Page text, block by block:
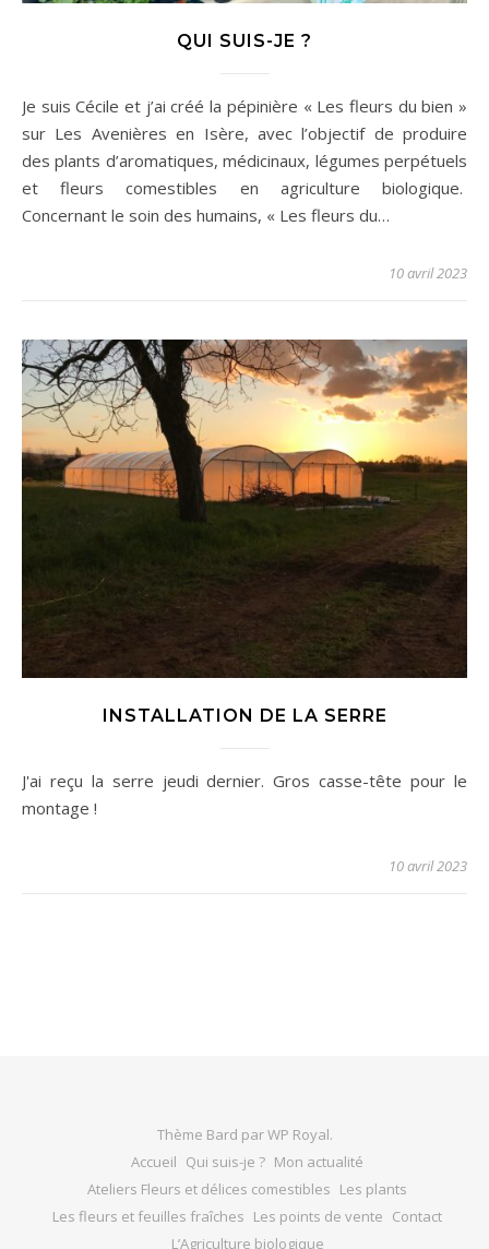
QUI SUIS-JE ?
Je suis Cécile et j’ai créé la pépinière « Les fleurs du bien »
sur Les Avenières en Isère, avec l’objectif de produire
des plants d’aromatiques, médicinaux, légumes perpétuels
et fleurs comestibles en agriculture biologique.
Concernant le soin des humains, « Les fleurs du…
10 avril 2023
INSTALLATION DE LA SERRE
J'ai reçu la serre jeudi dernier. Gros casse-tête pour le
montage !
10 avril 2023
Thème Bard parWP Royal.
Accueil Qui suis-je ? Mon actualité
Ateliers Fleurs et délices comestibles Les plants
Les fleurs et feuilles fraîches Les points de vente Contact
L’Agriculture biologique